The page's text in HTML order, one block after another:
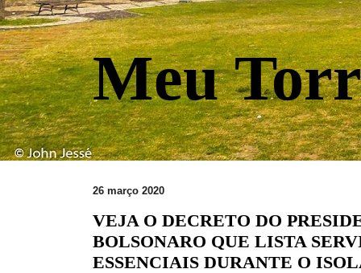
Meu
26 março 2020
VEJA O DECRETO DO
BOLSONARO QUE LISTA
ESSENCIAIS DURANTE O